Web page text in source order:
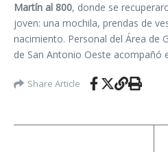
Martín al 800, donde se
joven: una mochila, prendas de
nacimiento. Personal del Área de
de San Antonio Oeste acompañó
Share Article